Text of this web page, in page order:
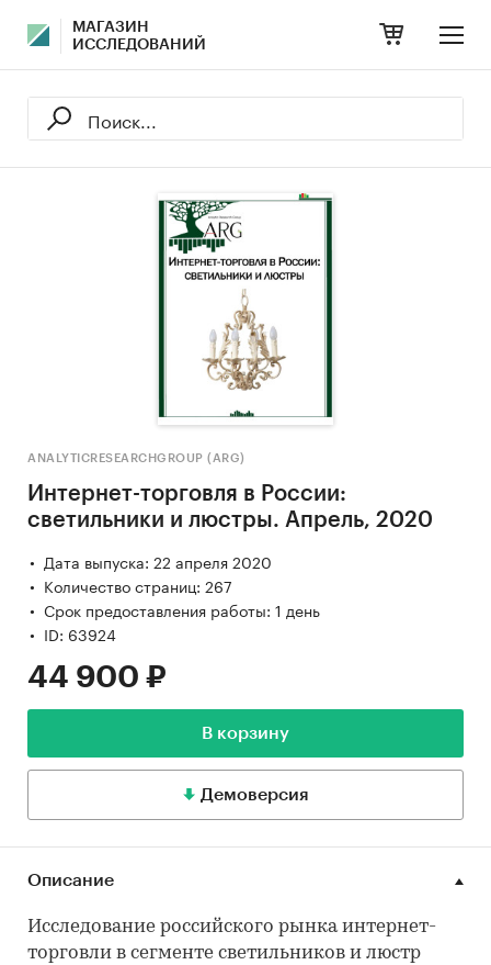
МАГАЗИН
ИССЛЕДОВАНИЙ
ANALYTICRESEARCHGROUP (ARG)
Интернет-торговля в России:
светильники и люстры. Апрель, 2020
Дата выпуска: 22 апреля 2020
Количество страниц: 267
Срок предоставления работы: 1 день
ID: 63924
44 900 ₽
В корзину
Демоверсия
Описание
Исследование российского рынка интернет-
торговли в сегменте светильников и люстр